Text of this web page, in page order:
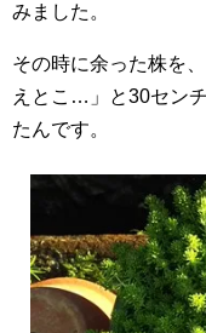
みました。
その時に余った株を
えとこ…」と30セン
たんです。